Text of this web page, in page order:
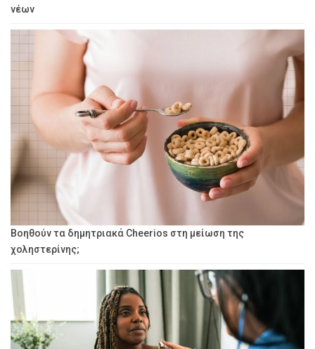
νέων
Βοηθούν τα δημητριακά Cheerios στη μείωση της
χοληστερίνης;